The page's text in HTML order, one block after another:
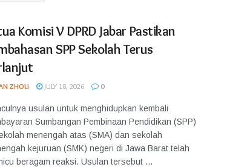
Komisi V DPRD Jabar Pastikan
SPP Sekolah Terus
ZHOU JULY 18, 2026 0
usulan untuk menghidupkan kembali
Sumbangan Pembinaan Pendidikan (SPP)
menengah atas (SMA) dan sekolah
kejuruan (SMK) negeri di Jawa Barat telah
beragam reaksi. Usulan tersebut ...